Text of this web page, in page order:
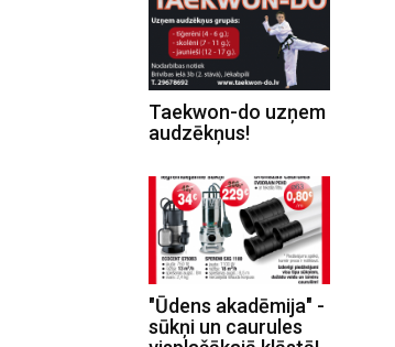
Taekwon-do uzņem
audzēkņus!
"Ūdens akadēmija" -
sūkņi un caurules